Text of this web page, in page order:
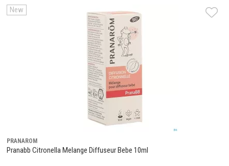
New
PRANAROM
Pranabb Citronella Melange Diffuseur Bebe 10ml